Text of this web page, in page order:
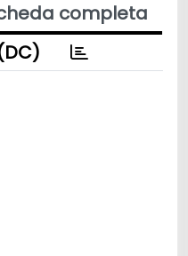
completa